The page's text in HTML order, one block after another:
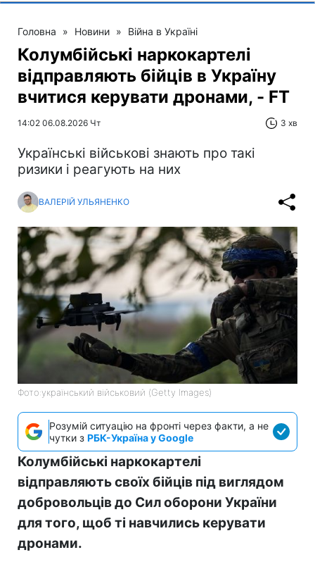
Головна » Новини » Війна в Україні
Колумбійські наркокартелі
відправляють бійців в Україну
вчитися керувати дронами, - FT
14:02 06.08.2026 Чт 3 хв
Українські військові знають про такі
ризики і реагують на них
ВАЛЕРІЙ УЛЬЯНЕНКО
Фото:український військовий (Getty Images)
Розумій ситуацію на фронті через факти, а не
чутки з РБК-Україна у Google
Колумбійські наркокартелі
відправляють своїх бійців під виглядом
добровольців до Сил оборони України
для того, щоб ті навчились керувати
дронами.